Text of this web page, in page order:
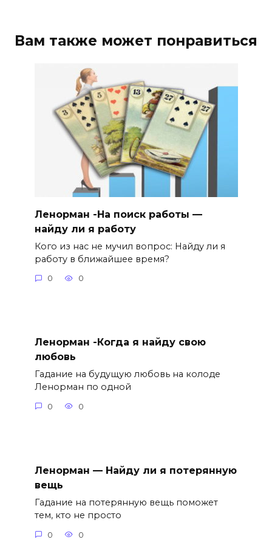
Вам также может понравиться
Ленорман -На поиск работы —
найду ли я работу
Кого из нас не мучил вопрос: Найду ли я
работу в ближайшее время?
0 0
Ленорман -Когда я найду свою
любовь
Гадание на будущую любовь на колоде
Ленорман по одной
0 0
Ленорман — Найду ли я потерянную
вещь
Гадание на потерянную вещь поможет
тем, кто не просто
0 0